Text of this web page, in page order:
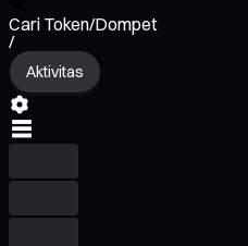
Cari Token/Dompet
/
Aktivitas